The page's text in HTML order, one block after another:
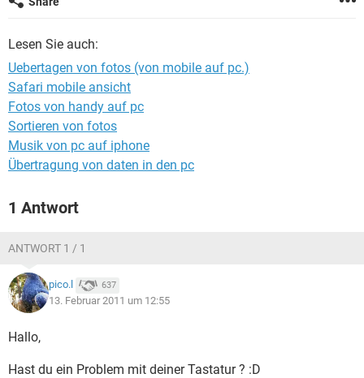
FACEBOOK
Lesen Sie auch:
Uebertagen von fotos (von mobile auf pc.)
Safari mobile ansicht
Fotos von handy auf pc
Sortieren von fotos
Musik von pc auf iphone
Übertragung von daten in den pc
1 Antwort
ANTWORT 1 / 1
pico.l 637
13. Februar 2011 um 12:55
Hallo,
Hast du ein Problem mit deiner Tastatur ? :D